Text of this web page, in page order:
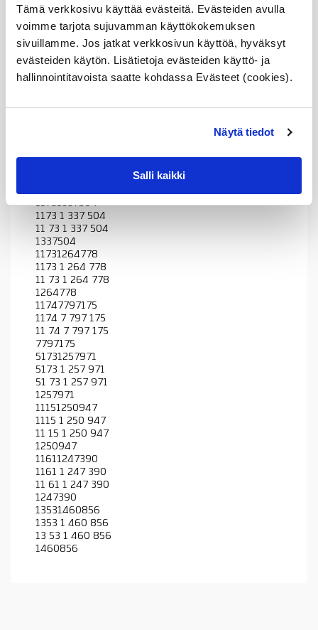
Tämä verkkosivu käyttää evästeitä. Evästeiden avulla
voimme tarjota sujuvamman käyttökokemuksen
sivuillamme. Jos jatkat verkkosivun käyttöä, hyväksyt
evästeiden käytön. Lisätietoja evästeiden käyttö- ja
hallinnointitavoista saatte kohdassa Evästeet (cookies).
Näytä tiedot
Salli kaikki
5173 1 257 971
51 73 1 257 971
1257971
51731470035
5173 1 470 035
51 73 1 470 035
11731337504
1173 1 337 504
11 73 1 337 504
1337504
11731264778
1173 1 264 778
11 73 1 264 778
1264778
11747797175
1174 7 797 175
11 74 7 797 175
7797175
51731257971
5173 1 257 971
51 73 1 257 971
1257971
11151250947
1115 1 250 947
11 15 1 250 947
1250947
11611247390
1161 1 247 390
11 61 1 247 390
1247390
13531460856
1353 1 460 856
13 53 1 460 856
1460856